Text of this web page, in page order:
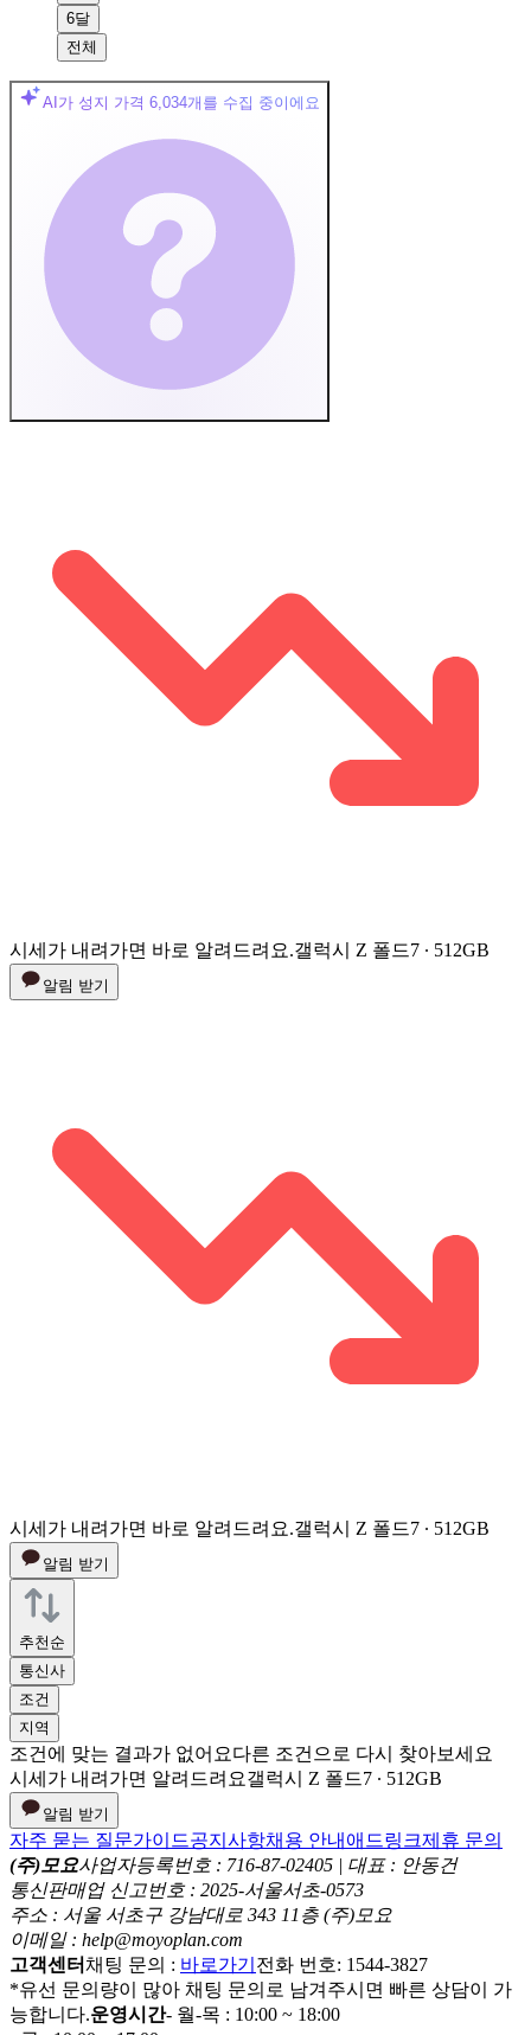
6달
전체
AI가 성지 가격 6,034개를 수집 중이에요
시세가 내려가면 바로 알려드려요.갤럭시 Z 폴드7 ∙ 512GB
알림 받기
시세가 내려가면 바로 알려드려요.갤럭시 Z 폴드7 ∙ 512GB
알림 받기
추천순
통신사
조건
지역
조건에 맞는 결과가 없어요다른 조건으로 다시 찾아보세요
시세가 내려가면 알려드려요갤럭시 Z 폴드7 ∙ 512GB
알림 받기
자주 묻는 질문가이드공지사항채용 안내 애드링크제휴 문의
(주)모요사업자등록번호 : 716-87-02405 | 대표 : 안동건
통신판매업 신고번호 : 2025-서울서초-0573
주소 : 서울 서초구 강남대로 343 11층 (주)모요
이메일 : help@moyoplan.com
고객센터 채팅 문의 : 바로가기 전화 번호: 1544-3827
*유선 문의량이 많아 채팅 문의로 남겨주시면 빠른 상담이 가
능합니다.운영시간- 월-목 : 10:00 ~ 18:00